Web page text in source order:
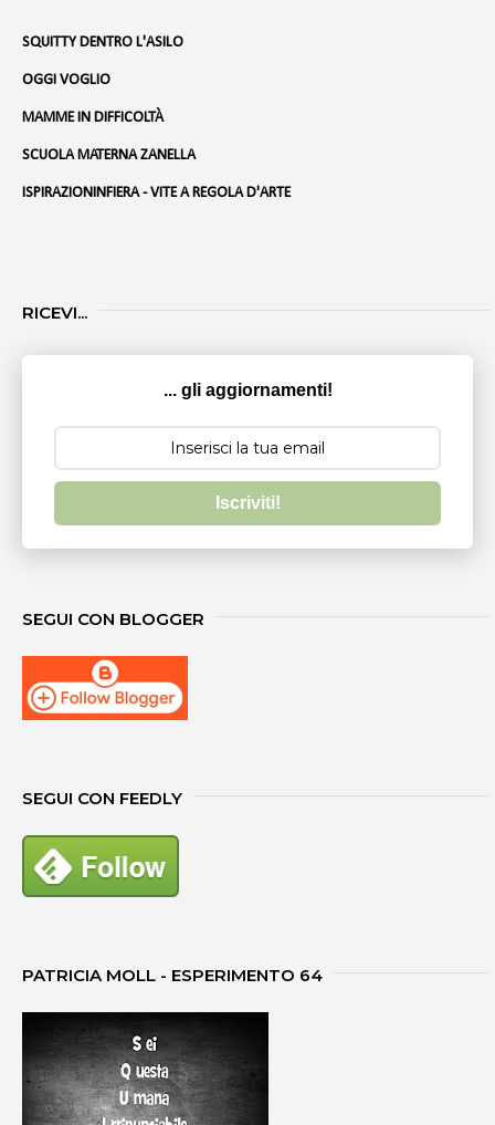
SQUITTY DENTRO L'ASILO
OGGI VOGLIO
MAMME IN DIFFICOLTÀ
SCUOLA MATERNA ZANELLA
ISPIRAZIONINFIERA - VITE A REGOLA D'ARTE
RICEVI...
... gli aggiornamenti!
Iscriviti!
SEGUI CON BLOGGER
SEGUI CON FEEDLY
PATRICIA MOLL - ESPERIMENTO 64